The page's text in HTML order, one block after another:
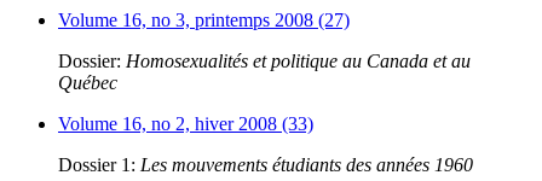
Volume 16, no 3, printemps 2008 (27)
Dossier: Homosexualités et politique au Canada et au
Québec
Volume 16, no 2, hiver 2008 (33)
Dossier 1: Les mouvements étudiants des années 1960